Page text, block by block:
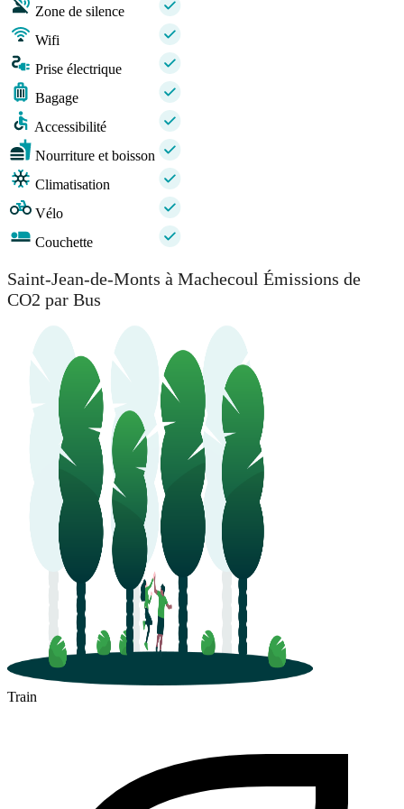
Zone de silence
Wifi
Prise électrique
Bagage
Accessibilité
Nourriture et boisson
Climatisation
Vélo
Couchette
Saint-Jean-de-Monts à Machecoul Émissions de
CO2 par Bus
Train